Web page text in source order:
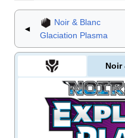
◄
Noir & Blanc
Glaciation Plasma
Noir